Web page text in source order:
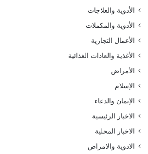
الأدوية والعلاجات
الأدوية والمكملات
الأعمال التجارية
الأغذية والعادات الغذائية
الأمراض
الإسلام
الإيمان والدعاء
الاخبار الرئيسية
الاخبار المحلية
الادوية والامراض